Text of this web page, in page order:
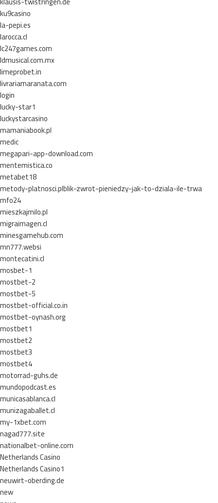
ku9casino
la-pepi.es
larocca.cl
lc247games.com
ldmusical.com.mx
limeprobet.in
livrariamaranata.com
login
lucky-star1
luckystarcasino
mamaniabook.pl
medic
megapari-app-download.com
mentemistica.co
metabet18
metody-platnosci.plblik-zwrot-pieniedzy-jak-to-dziala-ile-trwa
mfo24
mieszkajmilo.pl
migraimagen.cl
minesgamehub.com
mn777.websi
montecatini.cl
mosbet-1
mostbet-2
mostbet-5
mostbet-official.co.in
mostbet-oynash.org
mostbet1
mostbet2
mostbet3
mostbet4
motorrad-guhs.de
mundopodcast.es
municasablanca.cl
munizagaballet.cl
my-1xbet.com
nagad777.site
nationalbet-online.com
Netherlands Casino
Netherlands Casino1
neuwirt-oberding.de
new